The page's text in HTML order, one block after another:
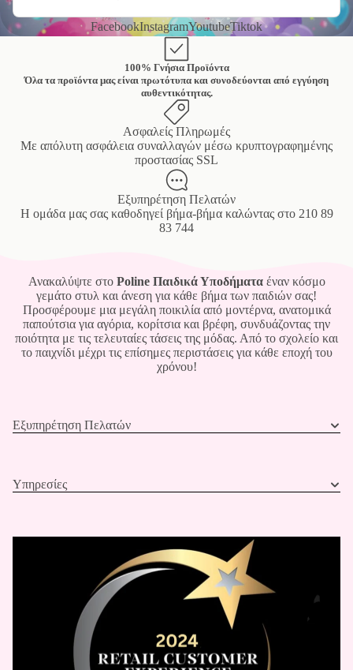
FacebookInstagramYoutubeTiktok
100% Γνήσια Προϊόντα
Όλα τα προϊόντα μας είναι πρωτότυπα και συνοδεύονται από εγγύηση
αυθεντικότητας.
Ασφαλείς Πληρωμές
Mε απόλυτη ασφάλεια συναλλαγών μέσω κρυπτογραφημένης
προστασίας SSL
Εξυπηρέτηση Πελατών
Η ομάδα μας σας καθοδηγεί βήμα-βήμα καλώντας στο 210 89
83 744
Ανακαλύψτε στο Poline Παιδικά Υποδήματαέναν κόσμο
γεμάτο στυλ και άνεση για κάθε βήμα των παιδιών σας!
Προσφέρουμε μια μεγάλη ποικιλία από μοντέρνα, ανατομικά
παπούτσια για αγόρια, κορίτσια και βρέφη, συνδυάζοντας την
ποιότητα με τις τελευταίες τάσεις της μόδας. Από το σχολείο και
το παιχνίδι μέχρι τις επίσημες περιστάσεις για κάθε εποχή του
χρόνου!
Εξυπηρέτηση Πελατών
Υπηρεσίες